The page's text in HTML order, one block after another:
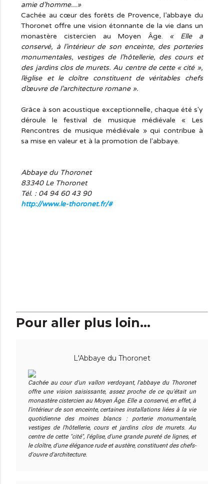
amie d’homme...»
Cachée au cœur des forêts de Provence, l’abbaye du
Thoronet offre une vision étonnante de la vie dans un
monastère cistercien au Moyen Âge. « Elle a
conservé, à l’intérieur de son enceinte, des porteries
monumentales, vestiges de l’hôtellerie, des cours et
des jardins clos de murets. Au centre de cette « cité »,
l’église et le cloître constituent de véritables chefs
d’œuvre de l’architecture romane ».
Grâce à son acoustique exceptionnelle, chaque été s'y
déroule le festival de musique médiévale « Les
Rencontres de musique médiévale » qui contribue à
sa mise en valeur et à la promotion de l'abbaye.
Abbaye du Thoronet
83340 Le Thoronet
Tél. : 04 94 60 43 90
http://www.le-thoronet.fr/#
Pour aller plus loin...
L'Abbaye du Thoronet
Cachée au cour d'un vallon verdoyant, l'abbaye du Thoronet
offre une vision saisissante, assez proche de ce qu'était un
monastère cistercien au Moyen Âge. Elle a conservé, en effet, à
l'intérieur de son enceinte, certaines installations liées à la vie
quotidienne des moines blancs : porterie monumentale,
vestiges de l'hôtellerie, cours et jardins clos de murets. Au
centre de cette "cité", l'église, d'une grande pureté de lignes, et
le cloître, d'une élégance rude et austère, constituent des chefs-
d'ouvre d'architecture.